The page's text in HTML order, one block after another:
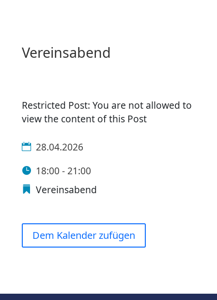
Vereinsabend
Restricted Post: You are not allowed to
view the content of this Post
28.04.2026
18:00 - 21:00
Vereinsabend
Dem Kalender zufügen